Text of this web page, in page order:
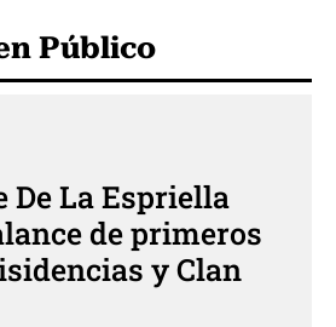
Público
De La Espriella
de primeros
y Clan